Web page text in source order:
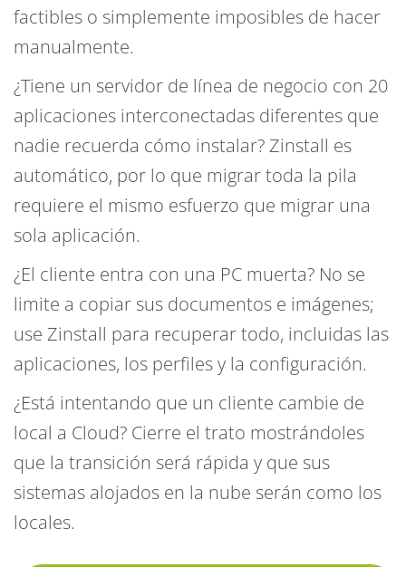
factibles o simplemente imposibles de hacer
manualmente.
¿Tiene un servidor de línea de negocio con 20
aplicaciones interconectadas diferentes que
nadie recuerda cómo instalar? Zinstall es
automático, por lo que migrar toda la pila
requiere el mismo esfuerzo que migrar una
sola aplicación.
¿El cliente entra con una PC muerta? No se
limite a copiar sus documentos e imágenes;
use Zinstall para recuperar todo, incluidas las
aplicaciones, los perfiles y la configuración.
¿Está intentando que un cliente cambie de
local a Cloud? Cierre el trato mostrándoles
que la transición será rápida y que sus
sistemas alojados en la nube serán como los
locales.